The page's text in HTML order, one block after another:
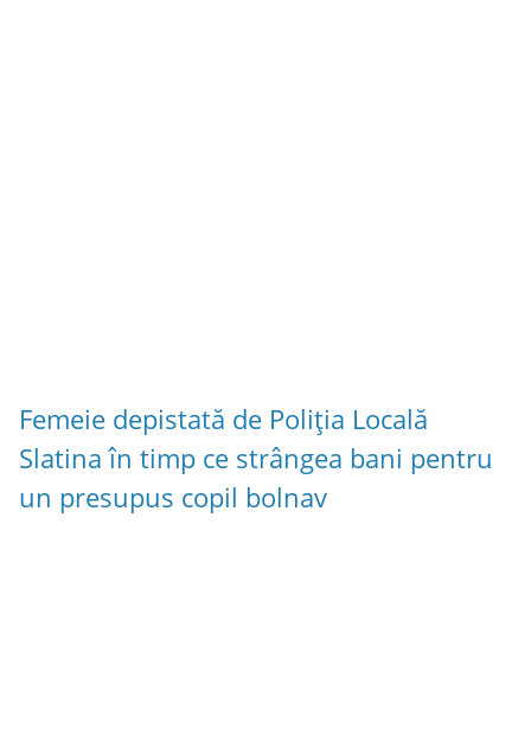
Femeie depistată de Poliția Locală
Slatina în timp ce strângea bani pentru
un presupus copil bolnav